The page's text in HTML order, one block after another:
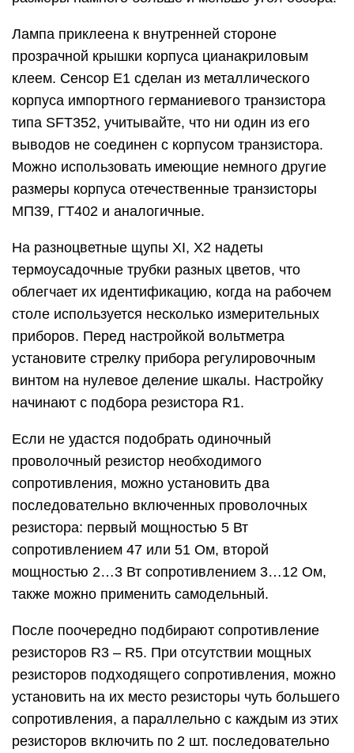
последовательно включенных проволочных
резистора: первый мощностью 5 Вт
сопротивлением 47 или 51 Ом, второй
мощностью 2…3 Вт сопротивлением 3…12 Ом,
также можно применить самодельный.
После поочередно подбирают сопротивление
резисторов R3 – R5. При отсутствии мощных
резисторов подходящего сопротивления, можно
установить на их место резисторы чуть большего
резисторов включить по 2 шт. последовательно
включенных резисторов мощностью 0.25 Вт
сопротивлением сотни кОм – единицы МОм.
После необходимых проверок изготовленного
прибора не испытывайте из любопытства защиту
на RT1 ненужными перегрузками. Если
понадобится этим вольтметром найти фазный
провод сетевой проводки, желательно
переключить SA1 в положение «750 В», что
повысит безопасность его использования.